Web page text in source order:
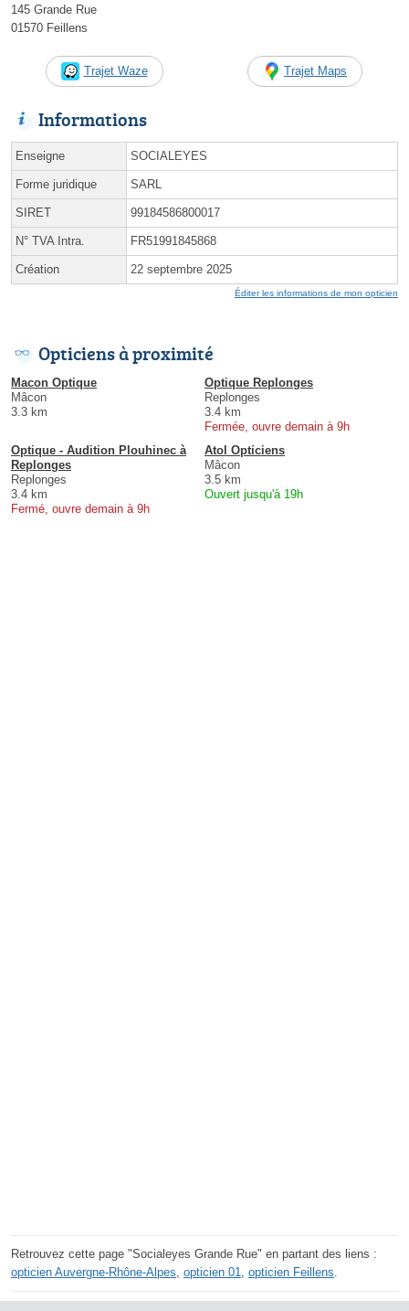
145 Grande Rue
01570 Feillens
Trajet Waze Trajet Maps
Informations
Enseigne SOCIALEYES
Forme juridique SARL
SIRET 99184586800017
N° TVA Intra. FR51991845868
Création 22 septembre 2025
Éditer les informations de mon opticien
Opticiens à proximité
Macon Optique
Mâcon
3.3 km
Optique Replonges
Replonges
3.4 km
Fermée, ouvre demain à 9h
Optique - Audition Plouhinec à
Replonges
Replonges
3.4 km
Fermé, ouvre demain à 9h
Atol Opticiens
Mâcon
3.5 km
Ouvert jusqu'à 19h
Retrouvez cette page "Socialeyes Grande Rue" en partant des liens :
opticien Auvergne-Rhône-Alpes opticien 01 opticien Feillens